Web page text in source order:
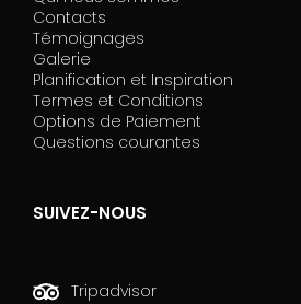
b
a
n
k
.
Contacts
Témoignages
Galerie
Planification et Inspiration
Termes et Conditions
Options de Paiement
Questions courantes
SUIVEZ-NOUS
Tripadvisor